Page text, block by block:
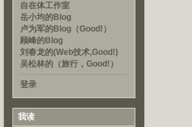
自在体工作室
岳小均的Blog
卢为军的Blog（Good!）
顾峰的Blog
刘春龙的(Web技术,Good!)
吴松林的（旅行，Good!）
登录
我读